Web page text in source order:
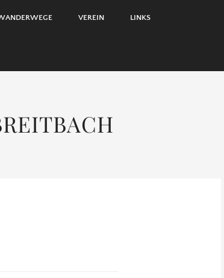
VEREIN LINKS